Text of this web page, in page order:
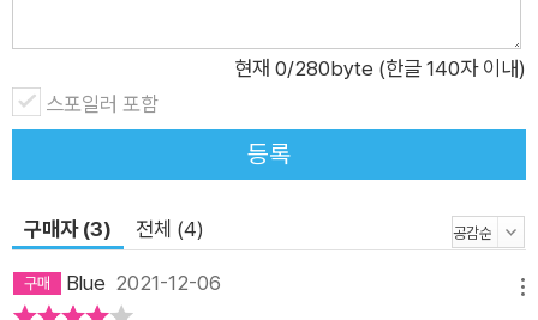
탄. 돈이 엄청나게 많아서 국민의 세금 없이도 잘 돌아가는 카타
르. 실패가 권장되는 나라 아이슬란드. 불행의 시작은 시기심과
비교에 있다는 걸 깨닫게 해주는 몰도바. 모순덩어리 인도. 불행
한 마을을 대상으로 행복 증진 프로그램을 시행한 영국. 그리고
인트는 에릭 와이너가 발견한 작은 진실에 있다. ‘그곳에 살면 행
에서 가장 ‘행복한 나라’나 외형적인 ‘행복의 조건’이 아니라 각
현재 0/280byte (한글 140자 이내)
스포일러 포함
등록
구매자 (3) 전체 (4)
Blue 2021-12-06